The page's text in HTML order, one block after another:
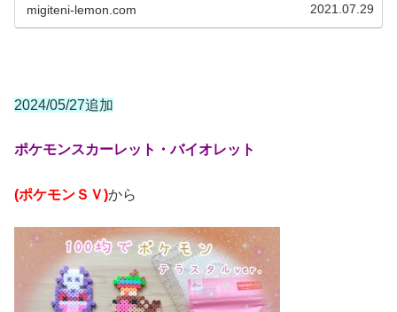
migiteni-lemon.com 2021.07.29
2024/05/27追加
ポケモンスカーレット・バイオレット
(ポケモンＳＶ)から